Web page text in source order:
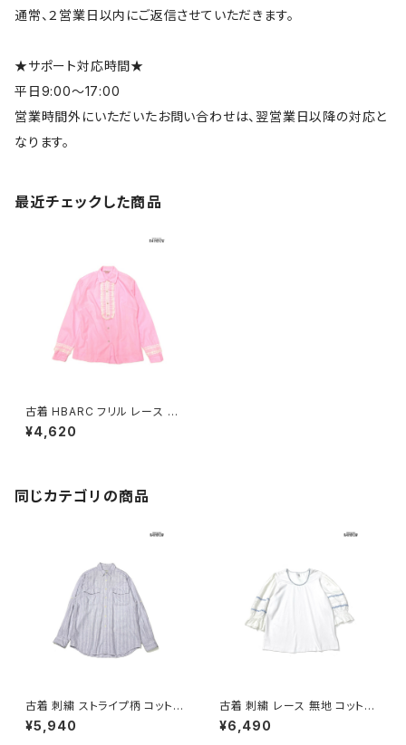
通常、２営業日以内にご返信させていただきます。
★サポート対応時間★
平日9:00～17:00
営業時間外にいただいたお問い合わせは、翌営業日以降の対応と
なります。
最近チェックした商品
古着 HBARC フリル レース 前
開き 無地 コットン 長袖 シャツ
ピンク (ttu2503084)
¥4,620
同じカテゴリの商品
古着 刺繍 ストライプ柄 コットン
100％ 長袖 シャツ パステル 紫
(ttu2603112)
¥5,940
古着 刺繍 レース 無地 コットン
七分袖 ブラウス 白 (ttu26060
27)
¥6,490